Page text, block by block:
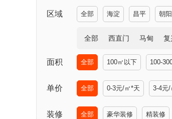
区域 全部 海淀 昌平 朝阳
全部 西直门 马甸 复
面积 全部 100㎡以下 100-
单价 全部 0-3元/㎡*天 3-4元/
装修 全部 豪华装修 精装修